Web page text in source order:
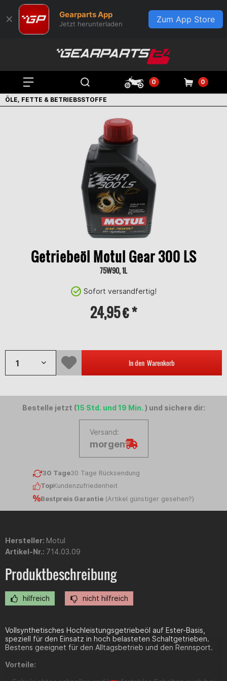
✕ Gearparts App
Jetzt herunterladen Zum App Store
0 0
ÖLE, FETTE & BETRIEBSSTOFFE
Getriebeöl Motul Gear 300 LS
75W90, 1L
Sofort versandfertig!
24,95 € *
In den Warenkorb
Bestelle jetzt (15 Std. und 19 Min. ) und sichere dir:
Versand:
morgen
30 Tage30 Tage Rücksendung
TopKundenzufriedenheit
Bestpreis Garantie (Artikel günstiger gesehen?)
Hersteller: Motul
Artikel-Nr.: 714.03.09
Produktbeschreibung
hilfreich nicht hilfreich
Vollsynthetisches Hochleistungsgetriebeöl auf Ester-Basis,
speziell für den Einsatz in hoch belasteten Schaltgetrieben.
Bestens geeignet für den Alltagsbetrieb und den Rennsport.
Vorteile: